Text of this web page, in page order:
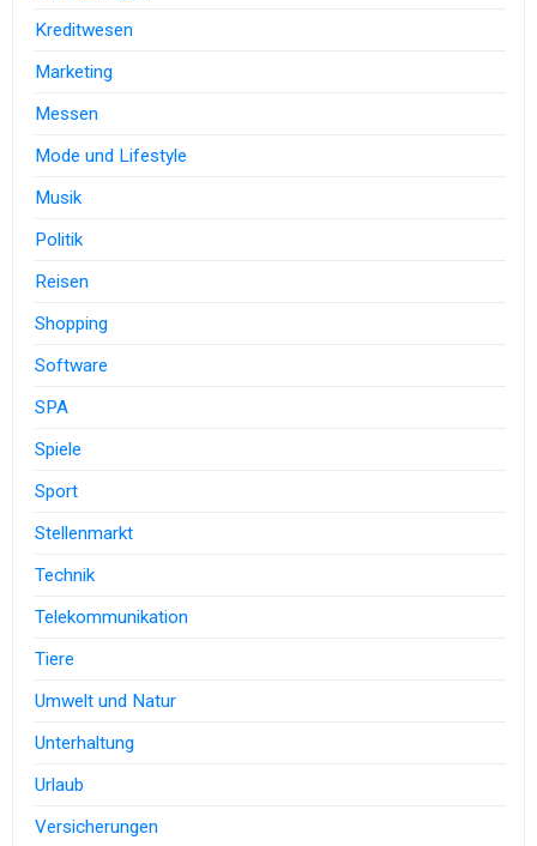
Kreditwesen
Marketing
Messen
Mode und Lifestyle
Musik
Politik
Reisen
Shopping
Software
SPA
Spiele
Sport
Stellenmarkt
Technik
Telekommunikation
Tiere
Umwelt und Natur
Unterhaltung
Urlaub
Versicherungen